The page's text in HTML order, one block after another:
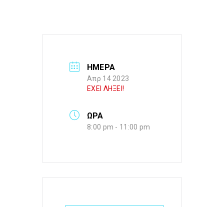
ΗΜΕΡΑ
Απρ 14 2023
ΕΧΕΙ ΛΗΞΕΙ!
ΩΡΑ
8:00 pm - 11:00 pm